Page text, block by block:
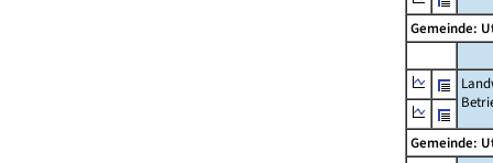
Gemeinde:
Gemeinde: